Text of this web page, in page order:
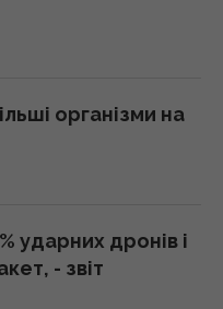
організми на
ударних дронів і
- звіт